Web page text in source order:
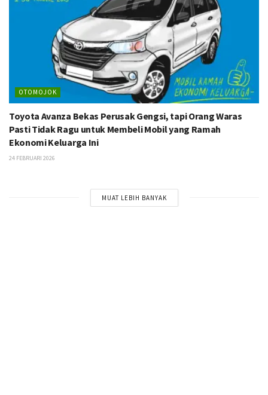
OTOMOJOK
Toyota Avanza Bekas Perusak Gengsi, tapi Orang Waras
Pasti Tidak Ragu untuk Membeli Mobil yang Ramah
Ekonomi Keluarga Ini
24 FEBRUARI 2026
MUAT LEBIH BANYAK